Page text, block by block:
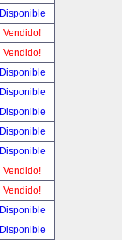
Disponible
Vendido!
Vendido!
Disponible
Disponible
Disponible
Disponible
Disponible
Vendido!
Vendido!
Disponible
Disponible